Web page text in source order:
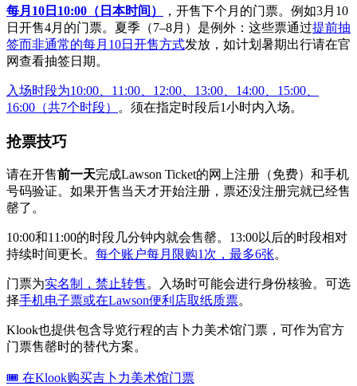
每月10日10:00（日本时间）
，开售下个月的门票。例如3月10
日开售4月的门票。夏季（7–8月）是例外：这些票通过提前抽
签而非通常的每月10日开售方式发放，如计划暑期出行请在官
网查看抽签日期。
入场时段为10:00、11:00、12:00、13:00、14:00、15:00、
16:00（共7个时段）
。须在指定时段后1小时内入场。
抢票技巧
请在开售前一天完成Lawson Ticket的网上注册（免费）和手机
号码验证。如果开售当天才开始注册，票还没注册完就已经售
罄了。
10:00和11:00的时段几分钟内就会售罄。13:00以后的时段相对
持续时间更长。 每个账户每月限购1次，最多6张。
门票为实名制，禁止转售 。入场时可能会进行身份核验。可选
择手机电子票或在Lawson便利店取纸质票。
Klook也提供包含导览行程的吉卜力美术馆门票，可作为官方
门票售罄时的替代方案。
🎟 在Klook购买吉卜力美术馆门票